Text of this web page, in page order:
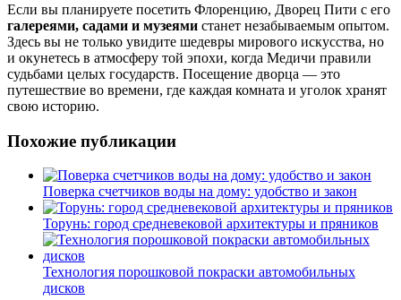
Если вы планируете посетить Флоренцию, Дворец Пити с его
галереями, садами и музеями станет незабываемым опытом.
Здесь вы не только увидите шедевры мирового искусства, но
и окунетесь в атмосферу той эпохи, когда Медичи правили
судьбами целых государств. Посещение дворца — это
путешествие во времени, где каждая комната и уголок хранят
свою историю.
Похожие публикации
Поверка счетчиков воды на дому: удобство и закон
Торунь: город средневековой архитектуры и пряников
Технология порошковой покраски автомобильных
дисков